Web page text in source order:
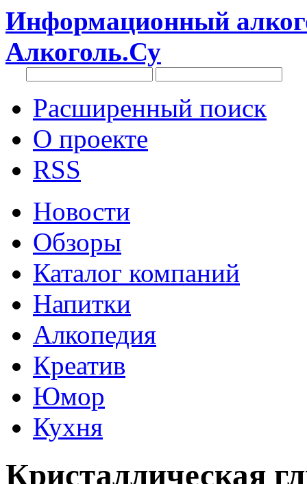
Информационный
Алкоголь.Су
Расширенный поиск
О проекте
RSS
Новости
Обзоры
Каталог компаний
Напитки
Алкопедия
Креатив
Юмор
Кухня
Кристаллическая